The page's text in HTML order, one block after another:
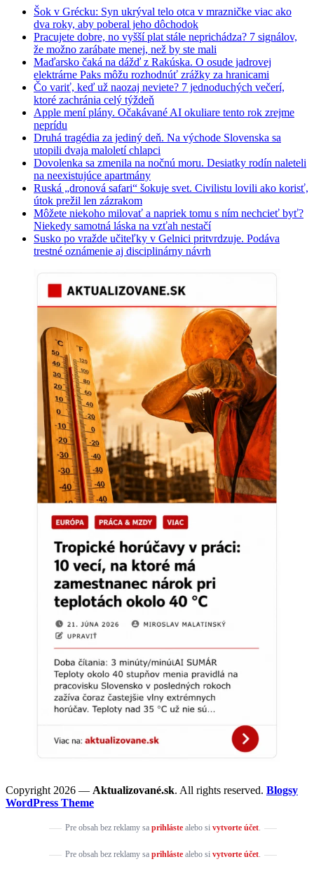
Šok v Grécku: Syn ukrýval telo otca v mrazničke viac ako
dva roky, aby poberal jeho dôchodok
Pracujete dobre, no vyšší plat stále neprichádza? 7 signálov,
že možno zarábate menej, než by ste mali
Maďarsko čaká na dážď z Rakúska. O osude jadrovej
elektrárne Paks môžu rozhodnúť zrážky za hranicami
Čo variť, keď už naozaj neviete? 7 jednoduchých večerí,
ktoré zachránia celý týždeň
Apple mení plány. Očakávané AI okuliare tento rok zrejme
neprídu
Druhá tragédia za jediný deň. Na východe Slovenska sa
utopili dvaja maloletí chlapci
Dovolenka sa zmenila na nočnú moru. Desiatky rodín naleteli
na neexistujúce apartmány
Ruská „dronová safari“ šokuje svet. Civilistu lovili ako korisť,
útok prežil len zázrakom
Môžete niekoho milovať a napriek tomu s ním nechcieť byť?
Niekedy samotná láska na vzťah nestačí
Susko po vražde učiteľky v Gelnici pritvrdzuje. Podáva
trestné oznámenie aj disciplinárny návrh
Copyright 2026 — Aktualizované.sk. All rights reserved. Blogsy
WordPress Theme
Pre obsah bez reklamy sa prihlástealebo si vytvorte účet.